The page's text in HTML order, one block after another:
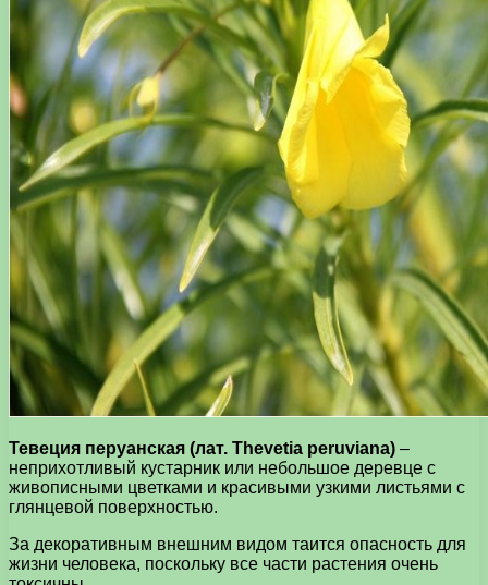
Тевеция перуанская (лат. Thevetia peruviana) –
неприхотливый кустарник или небольшое деревце с
живописными цветками и красивыми узкими листьями с
глянцевой поверхностью.
За декоративным внешним видом таится опасность для
жизни человека, поскольку все части растения очень